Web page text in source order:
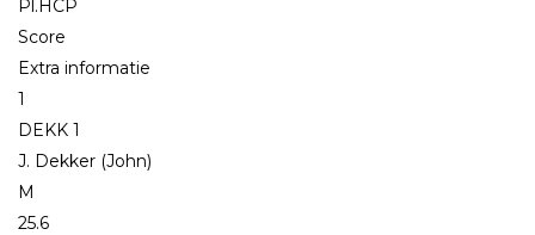
Pl.HCP
Score
Extra informatie
1
DEKK 1
J. Dekker (John)
M
25.6